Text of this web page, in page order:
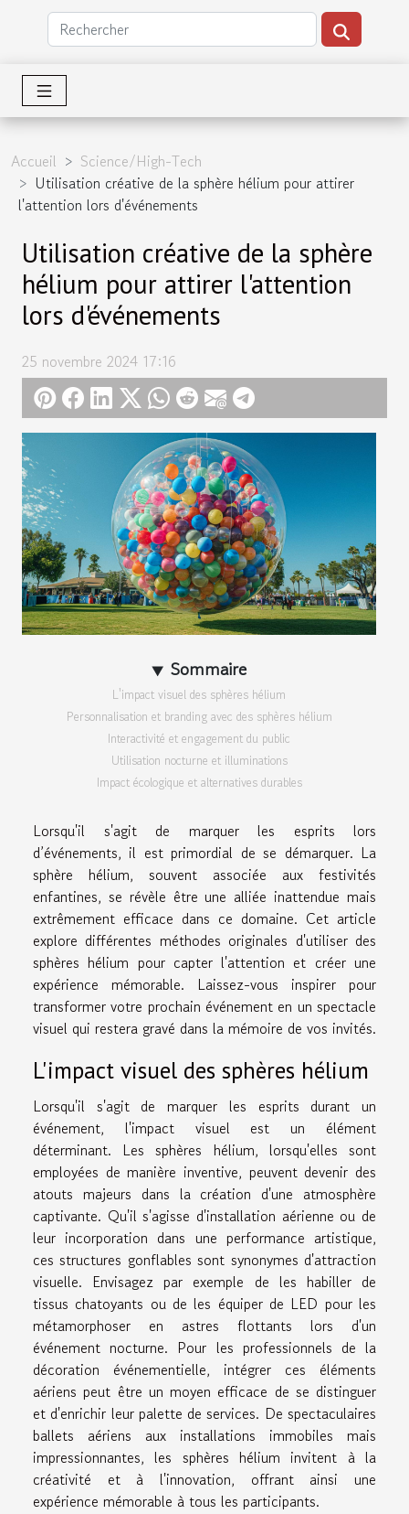
Accueil
Science/High-Tech
Utilisation créative de la sphère hélium pour attirer
l'attention lors d'événements
Utilisation créative de la sphère
hélium pour attirer l'attention
lors d'événements
25 novembre 2024 17:16
Sommaire
L'impact visuel des sphères hélium
Personnalisation et branding avec des sphères hélium
Interactivité et engagement du public
Utilisation nocturne et illuminations
Impact écologique et alternatives durables
Lorsqu'il s'agit de marquer les esprits lors
d’événements, il est primordial de se démarquer. La
sphère hélium, souvent associée aux festivités
enfantines, se révèle être une alliée inattendue mais
extrêmement efficace dans ce domaine. Cet article
explore différentes méthodes originales d'utiliser des
sphères hélium pour capter l'attention et créer une
expérience mémorable. Laissez-vous inspirer pour
transformer votre prochain événement en un spectacle
visuel qui restera gravé dans la mémoire de vos invités.
L'impact visuel des sphères hélium
Lorsqu'il s'agit de marquer les esprits durant un
événement, l'impact visuel est un élément
déterminant. Les sphères hélium, lorsqu'elles sont
employées de manière inventive, peuvent devenir des
atouts majeurs dans la création d'une atmosphère
captivante. Qu'il s'agisse d'installation aérienne ou de
leur incorporation dans une performance artistique,
ces structures gonflables sont synonymes d'attraction
visuelle. Envisagez par exemple de les habiller de
tissus chatoyants ou de les équiper de LED pour les
métamorphoser en astres flottants lors d'un
événement nocturne. Pour les professionnels de la
décoration événementielle, intégrer ces éléments
aériens peut être un moyen efficace de se distinguer
et d'enrichir leur palette de services. De spectaculaires
ballets aériens aux installations immobiles mais
impressionnantes, les sphères hélium invitent à la
créativité et à l'innovation, offrant ainsi une
expérience mémorable à tous les participants.